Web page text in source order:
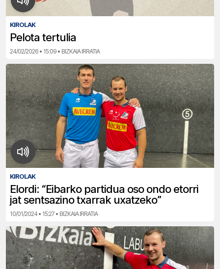
KIROLAK
Pelota tertulia
24/02/2026 • 15:09 • BIZKAIA IRRATIA
KIROLAK
Elordi: “Eibarko partidua oso ondo etorri
jat sentsazino txarrak uxatzeko”
10/01/2024 • 15:27 • BIZKAIA IRRATIA